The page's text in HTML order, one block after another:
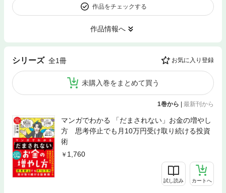
作品をチェックする
作品情報へ
シリーズ 全1冊 お気に入り登録
未購入巻をまとめて買う
1巻から | 最新刊から
マンガでわかる 「だまされない」お金の増やし
方 思考停止でも月10万円受け取り続ける投資
術
1,760
試し読み カートへ